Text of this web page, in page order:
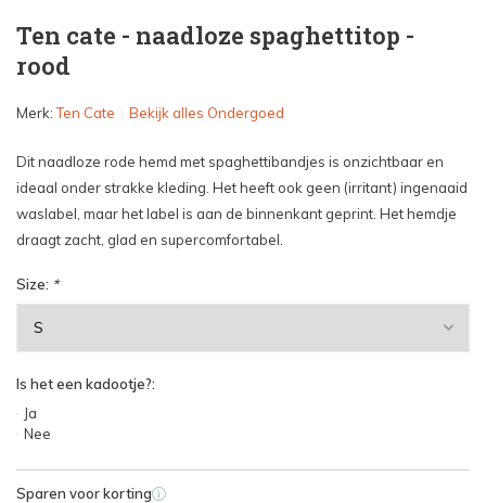
Ten cate - naadloze spaghettitop -
rood
Merk:Ten Cate Bekijk alles Ondergoed
Dit naadloze rode hemd met spaghettibandjes is onzichtbaar en
ideaal onder strakke kleding. Het heeft ook geen (irritant) ingenaaid
waslabel, maar het label is aan de binnenkant geprint. Het hemdje
draagt zacht, glad en supercomfortabel.
Size: *
Is het een kadootje?:
Ja
Nee
Sparen voor korting i